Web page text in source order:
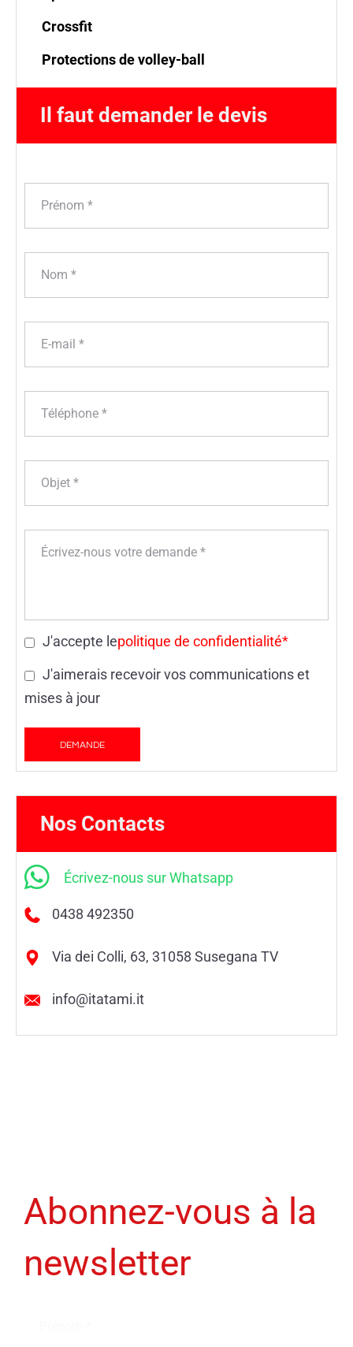
Crossfit
Protections de volley-ball
Il faut demander le devis
J'accepte lepolitique de confidentialité*
J'aimerais recevoir vos communications et
mises à jour
Nos Contacts
Écrivez-nous sur Whatsapp
0438 492350
Via dei Colli, 63, 31058 Susegana TV
info@itatami.it
Abonnez-vous à la
newsletter